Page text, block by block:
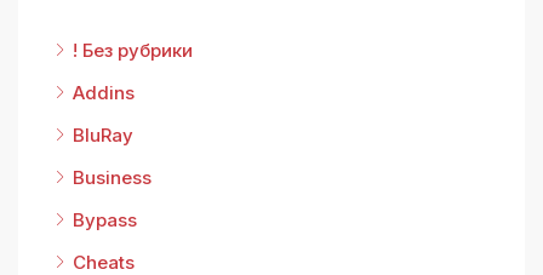
! Без рубрики
Addins
BluRay
Business
Bypass
Cheats